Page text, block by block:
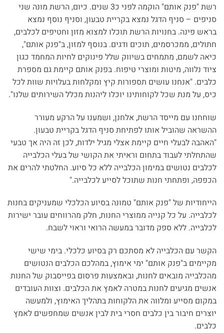
רשת "פנק אותם" הוקמה לפני כ3 שנים. כיום, הרשת מונה שני
סניפים – סניף הדגל נמצא בקריית טבעון, וסניף נוסף נמצא
בראש פינה. בחנויות הרשת תוכלו למצוא מזון וחטיפים לכלבים,
חתולים, ממכרסמים, תוכים ודגים. בנוסף למזון, ב"פנק אותם",
כיאה לשמם, מתמחים בשיווק שלל פינוקים לחיות המחמד כגון
ציוד נלווה, מיטות ומוצרי טיפוח. בפנק אותם קיימת גם מספרת
כלבים. "אנחנו עושים תספורות קיץ ומקלחות בעלויות שוות לכל
כיס, על מנת שכל לקוחותינו יוכלו ליהנות מכלל השירותים שלנו".
שוחחנו עם מייסד הרשת, אלחנן, ושמענו על הרקע מעורר
ההשראה שהוביל אותו לפתיחת סניף הדגל בקריית טבעון.
"האהבה לבעלי חיים קיימת אצלי מגיל ילדות, לכן זה היה אך טבעי
שהתחלתי לעבוד בתחום וראיתי את הקושי של בעלי הכלבייה
לכלבים נטושים במימון הכלבייה ללא כל סיוע. החלטתי להרים את
הכפפה, ופתחתי חנות שתוכל לסייע לכלבייה."
הייחודיות של "פנק אותם" טמונה בסיוע הכלכלי שמעניקים בחנות
לכלבייה. על כל קנייה ממוצרי החנות, חלק מהרווחים עובר ישירות
לכלבייה. ללא ספק מדובר במעשה הרואי וראוי לשבח.
הקשר עם הכלבייה לא מסתכם רק בסיוע כלכלי. בימי שישי
מקיימים ב"פנק אותם" ימי אימוץ, במהלכם הכלבים הנטושים
מהכלבייה מובאים לחנות, ובאמצעות פרסום בפייסבוק של החנות
אנשים מגיעים לחנות במטרה לאמץ את הכלבים. וצוות העובדים
במקום מסייע ומלווה את הלקוחות בתהליך האימוץ, ולמעשה
יוצרים חיבור בין כלבים חסרי בית לבין אנשים שמחפשים לאמץ
כלבים.